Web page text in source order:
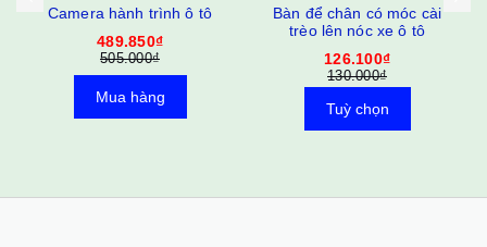
Bàn để chân có móc cài
126.100₫
130.000₫
Tuỳ chọn
Dây chia cầu chì ô tô
25.000₫
25.200₫